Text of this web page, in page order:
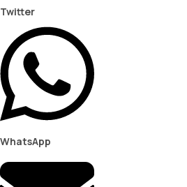
Twitter
WhatsApp